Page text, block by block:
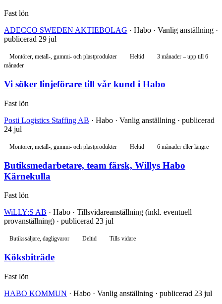
Fast lön
ADECCO SWEDEN AKTIEBOLAG · Habo · Vanlig anställning ·
publicerad 29 jul
Montörer, metall-, gummi- och plastprodukter Heltid
3 månader – upp till 6
månader
Vi söker linjeförare till vår kund i Habo
Fast lön
Posti Logistics Staffing AB · Habo · Vanlig anställning · publicerad
24 jul
Montörer, metall-, gummi- och plastprodukter Heltid 6 månader eller längre
Butiksmedarbetare, team färsk, Willys Habo
Kärnekulla
Fast lön
WiLLY:S AB · Habo · Tillsvidareanställning (inkl. eventuell
provanställning) · publicerad 23 jul
Butikssäljare, dagligvaror Deltid Tills vidare
Köksbiträde
Fast lön
HABO KOMMUN · Habo · Vanlig anställning · publicerad 23 jul